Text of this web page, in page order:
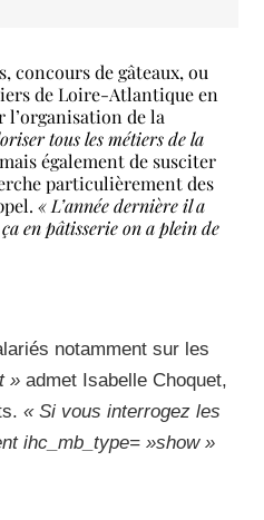
concours de gâteaux, ou
de Loire-Atlantique en
l’organisation de la
tous les métiers de la
également de susciter
particulièrement des
« L’année dernière il a
en pâtisserie on a plein de
notamment sur les
» admet Isabelle Choquet,
« Si vous interrogez les
ihc_mb_type= »show »